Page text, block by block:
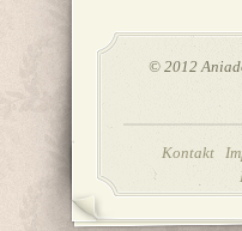
© 2012
Kontakt